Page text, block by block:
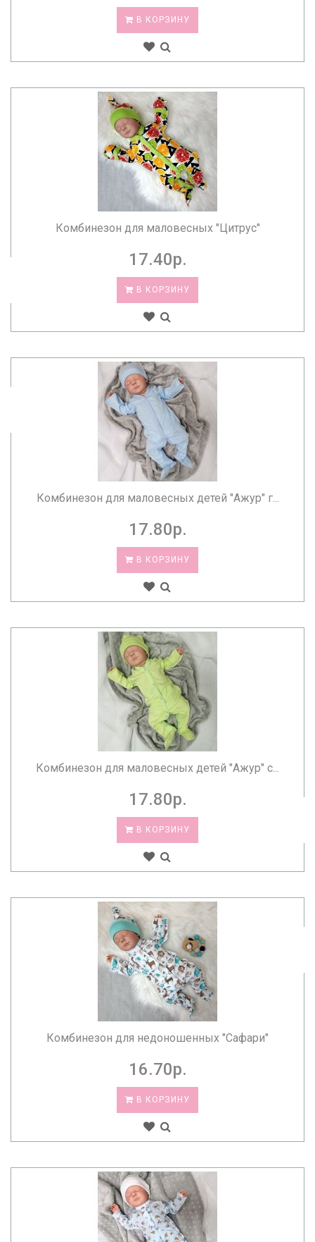
В КОРЗИНУ
Комбинезон для маловесных "Цитрус"
17.40р.
В КОРЗИНУ
Комбинезон для маловесных детей "Ажур" г...
17.80р.
В КОРЗИНУ
Комбинезон для маловесных детей "Ажур" с...
17.80р.
В КОРЗИНУ
Комбинезон для недоношенных "Сафари"
16.70р.
В КОРЗИНУ